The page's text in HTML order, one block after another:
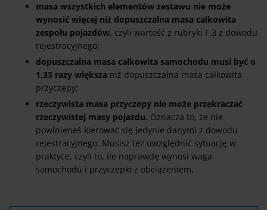
masa wszystkich elementów zestawu nie może
wynosić więcej niż dopuszczalna masa całkowita
zespołu pojazdów, czyli wartość z rubryki F.3 z dowodu
rejestracyjnego;
dopuszczalna masa całkowita samochodu musi być o
1,33 razy większa niż dopuszczalna masa całkowita
przyczepy;
rzeczywista masa przyczepy nie może przekraczać
rzeczywistej masy pojazdu. Oznacza to, że nie
powinieneś kierować się jedynie danymi z dowodu
rejestracyjnego. Musisz też uwzględnić sytuację w
praktyce, czyli to, ile naprawdę wynosi waga
samochodu i przyczepki z obciążeniem.